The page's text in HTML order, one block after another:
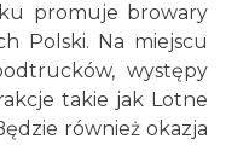
2026-08-23
promuje browary
Polski. Na miejscu
występy
takie jak Lotne
również okazja